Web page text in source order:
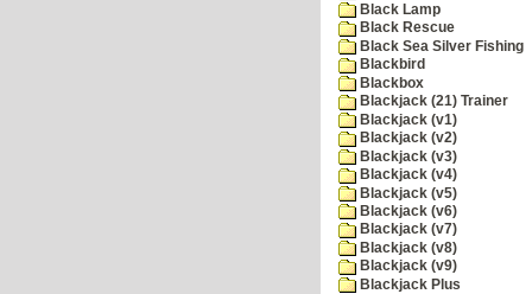
Black Lamp
Black Rescue
Black Sea Silver Fishing
Blackbird
Blackbox
Blackjack (21) Trainer
Blackjack (v1)
Blackjack (v2)
Blackjack (v3)
Blackjack (v4)
Blackjack (v5)
Blackjack (v6)
Blackjack (v7)
Blackjack (v8)
Blackjack (v9)
Blackjack Plus